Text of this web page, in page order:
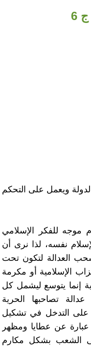
6
ويعمل على التحكم
موجه للفكر الإسلامي
نفسه، لذا نرى أن
العدالة لتكون تحت
الإسلامية أو مكرمة
إنما يتوسع ليشمل كل
تصاحبها الحرية
على التدخل في تشكيل
عبارة عن عطايا ومظهر
الشعب بشكل مكارم